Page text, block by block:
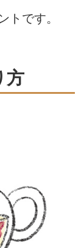
トです。
方